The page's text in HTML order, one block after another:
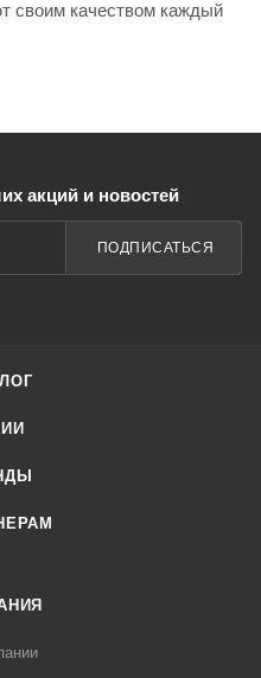
своим качеством каждый
акций и новостей
ПОДПИСАТЬСЯ